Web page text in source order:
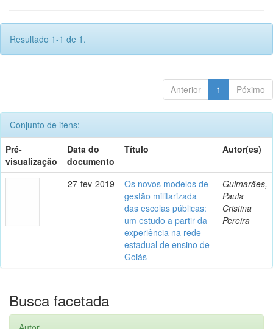
Resultado 1-1 de 1.
Anterior 1 Póximo
Conjunto de itens:
Pré-
visualização
Data do
documento
Título Autor(es)
27-fev-2019
Os novos modelos de
gestão militarizada
das escolas públicas:
um estudo a partir da
experiência na rede
estadual de ensino de
Goiás
Guimarães,
Paula
Cristina
Pereira
Busca facetada